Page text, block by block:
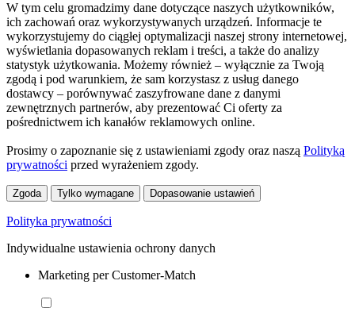
W tym celu gromadzimy dane dotyczące naszych użytkowników,
ich zachowań oraz wykorzystywanych urządzeń. Informacje te
wykorzystujemy do ciągłej optymalizacji naszej strony internetowej,
wyświetlania dopasowanych reklam i treści, a także do analizy
statystyk użytkowania. Możemy również – wyłącznie za Twoją
zgodą i pod warunkiem, że sam korzystasz z usług danego
dostawcy – porównywać zaszyfrowane dane z danymi
zewnętrznych partnerów, aby prezentować Ci oferty za
pośrednictwem ich kanałów reklamowych online.
Prosimy o zapoznanie się z ustawieniami zgody oraz naszą Polityką
prywatności przed wyrażeniem zgody.
Zgoda Tylko wymagane Dopasowanie ustawień
Polityka prywatności
Indywidualne ustawienia ochrony danych
Marketing per Customer-Match